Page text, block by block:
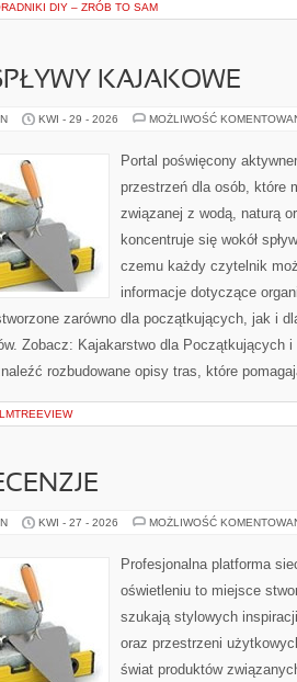
DIY – ZRÓB TO SAM
KAJAKOWE
KWI - 29 - 2026 MOŻLIWOŚĆ
Portal poświęcony
przestrzeń dla osób, które
związanej z wodą, naturą
koncentruje się wokół
czemu każdy czytelnik
informacje dotyczące
zarówno dla początkujących, jak i
Zobacz: Kajakarstwo dla Początkujących
rozbudowane opisy tras, które
KWI - 27 - 2026 MOŻLIWOŚĆ
Profesjonalna platforma
oświetleniu to miejsce
szukają stylowych
oraz przestrzeni
świat produktów